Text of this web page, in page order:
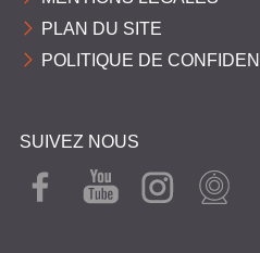
PLAN DU SITE
POLITIQUE DE
SUIVEZ NOUS
FAC
EBO
YOU
TUB
INST
AGR
WEB
CAM